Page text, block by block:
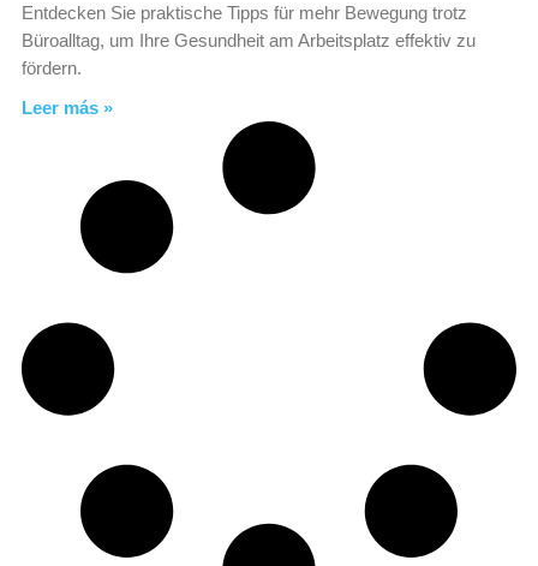
Entdecken Sie praktische Tipps für mehr Bewegung trotz
Büroalltag, um Ihre Gesundheit am Arbeitsplatz effektiv zu
fördern.
Leer más »